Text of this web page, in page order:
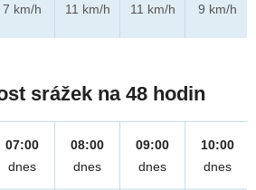
7 km/h
11 km/h
11 km/h
9 km/h
srážek na 48 hodin
07:00
dnes
08:00
dnes
09:00
dnes
10:00
dnes